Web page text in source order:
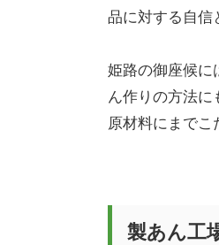
品に対する自信
姫路の御座候に
ん作りの方法に
原材料にまでこ
製あん工